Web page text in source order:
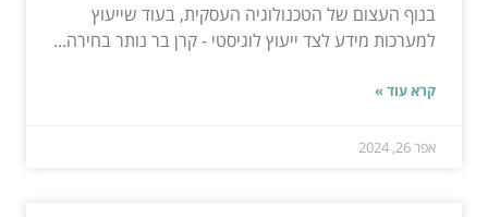
בנוף העצום של הטכנולוגיה העסקית, בעוד שייעוץ
למערכות מידע לצד ייעוץ לוגיסטי - קרן בר נותר בחירה...
קרא עוד »
אפר 26, 2024